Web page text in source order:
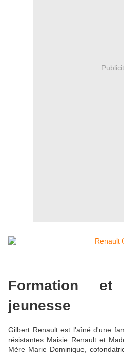
Formation
jeunesse
Gilbert Renault est l'aîné d'une
résistantes Maisie Renault et
Mère Marie Dominique,